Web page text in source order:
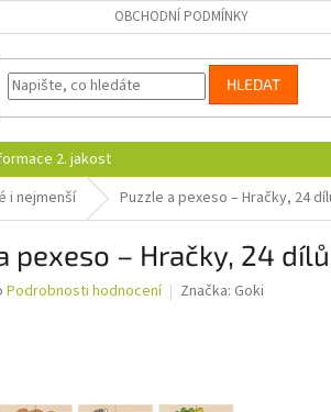
OBCHODNÍ PODMÍNKY
HLEDAT
2. jakost
i nejmenší Puzzle a pexeso – Hračky, 24
pexeso – Hračky, 24 dílů
Podrobnosti hodnocení Značka: Goki